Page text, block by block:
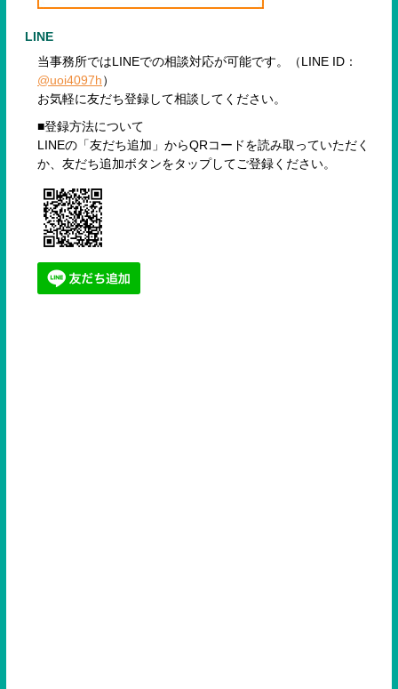
LINE
当事務所ではLINEでの相談対応が可能です。（LINE ID：
@uoi4097h）
お気軽に友だち登録して相談してください。
■登録方法について
LINEの「友だち追加」からQRコードを読み取っていただく
か、友だち追加ボタンをタップしてご登録ください。